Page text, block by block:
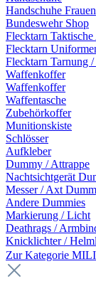
Handschuhe Frauen
Bundeswehr Shop
Flecktarn
Flecktarn
Flecktarn Tarnung
Waffenkoffer
Waffenkoffer
Waffentasche
Zubehörkoffer
Munitionskiste
Schlösser
Aufkleber
Dummy / Attrappe
Nachtsichtgerät
Messer / Axt
Andere Dummies
Markierung / Licht
Deathrags /
Knicklichter /
Zur Kategorie